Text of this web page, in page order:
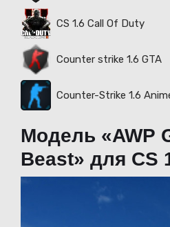
CS 1.6 Call Of Duty
Counter strike 1.6 GTA
Counter-Strike 1.6
Модель «AWP
Beast» для CS